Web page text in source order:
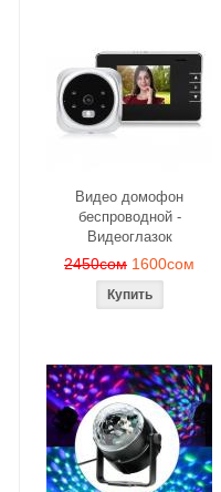
Видео домофон
беспроводной -
Видеоглазок
2450сом 1600сом